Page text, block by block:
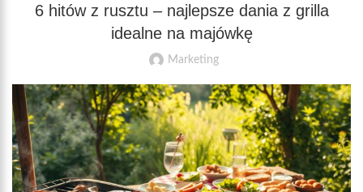
6 hitów z rusztu – najlepsze dania z grilla
idealne na majówkę
Marketing